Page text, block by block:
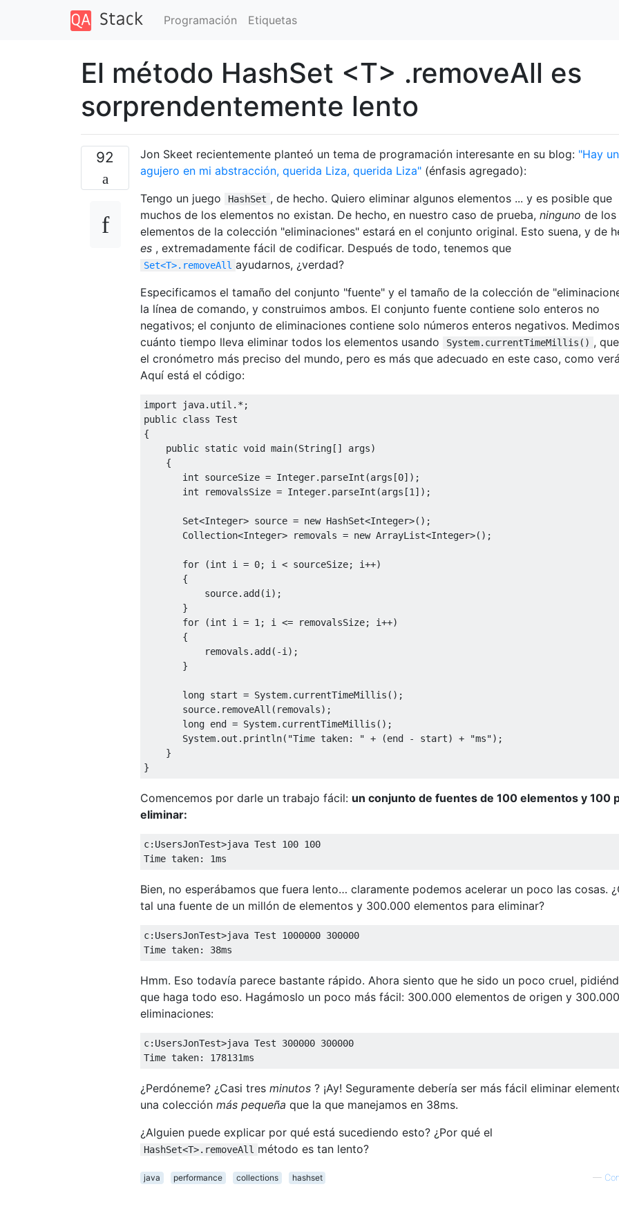
Programación Etiquetas
El método HashSet <T> .removeAll es
sorprendentemente lento
92 Jon Skeet recientemente planteó un tema de programación interesante en su blog: "Hay un
agujero en mi abstracción, querida Liza, querida Liza" (énfasis agregado):
Tengo un juego
HashSet , de hecho. Quiero eliminar algunos elementos ... y es posible que
muchos de los elementos no existan. De hecho, en nuestro caso de prueba, ninguno de los
elementos de la colección "eliminaciones" estará en el conjunto original. Esto suena, y de
es , extremadamente fácil de codificar. Después de todo, tenemos que
Set<T>.removeAll ayudarnos, ¿verdad?
Especificamos el tamaño del conjunto "fuente" y el tamaño de la colección de
la línea de comando, y construimos ambos. El conjunto fuente contiene solo enteros no
negativos; el conjunto de eliminaciones contiene solo números enteros negativos. Medimos
cuánto tiempo lleva eliminar todos los elementos usando
System.currentTimeMillis() ,
el cronómetro más preciso del mundo, pero es más que adecuado en este caso, como
Aquí está el código:
import java. util .*;
public class Test
{
public static void main(String[] args)
{
int sourceSize = Integer. parseInt (args [0]);
int removalsSize = Integer. parseInt (args [1 ]);
Set<Integer> source = new HashSet<Integer>();
Collection<Integer> removals = new ArrayList<Integer>();
for (int i = 0; i < sourceSize; i++)
{
           source
. add(i );
}
for
(int i = 1 ; i <= removalsSize; i++)
{
           removals
. add(-i );
}
long start = System. currentTimeMillis ();
       source
. removeAll ( removals);
long end = System. currentTimeMillis ();
System. out . println( "Time taken: " + (end - start) + "ms");
}
}
Comencemos por darle un trabajo fácil: un conjunto de fuentes de 100 elementos y 100
eliminar:
c:UsersJonTest>java Test 100 100
Time taken: 1ms
Bien, no esperábamos que fuera lento… claramente podemos acelerar un poco las cosas.
tal una fuente de un millón de elementos y 300.000 elementos para eliminar?
c:UsersJonTest>java Test 1000000 300000
Time taken: 38ms
Hmm. Eso todavía parece bastante rápido. Ahora siento que he sido un poco cruel,
que haga todo eso. Hagámoslo un poco más fácil: 300.000 elementos de origen y 300.000
eliminaciones:
c:UsersJonTest>java Test 300000 300000
Time taken: 178131ms
¿Perdóneme? ¿Casi tres minutos ? ¡Ay! Seguramente debería ser más fácil eliminar
una colección más pequeña que la que manejamos en 38ms.
¿Alguien puede explicar por qué está sucediendo esto? ¿Por qué el
HashSet<T>.removeAll método es tan lento?
java performance collections hashset —